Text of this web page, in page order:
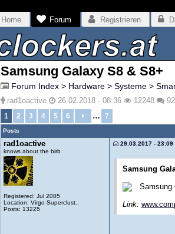
Home Forum Registrieren
Samsung Galaxy S8 & S8+
Forum Index > Hardware > Systeme >
rad1oactive 26.02.2018 - 08:36 12248 92
1 2 3 4 5 6 … 7
Posts
rad1oactive
knows about the birb
Registered: Jul 2005
Location: Virgo Superclust..
Posts: 13225
29.03.2017 - 23:09
Samsung
Samsung
Link: